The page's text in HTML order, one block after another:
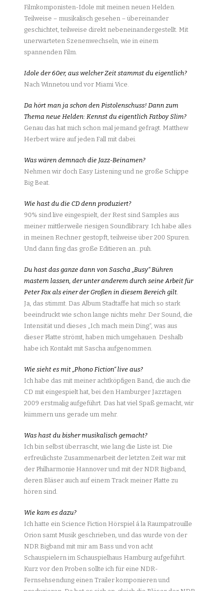
Filmkomponisten-Idole mit meinen neuen Helden.
Teilweise – musikalisch gesehen – übereinander
geschichtet, teilweise direkt nebeneinandergestellt. Mit
unerwarteten Szenenwechseln, wie in einem
spannenden Film.
Idole der 60er, aus welcher Zeit stammst du eigentlich?
Nach Winnetou und vor Miami Vice.
Da hört man ja schon den Pistolenschuss! Dann zum
Thema neue Helden: Kennst du eigentlich Fatboy Slim?
Genau das hat mich schon mal jemand gefragt. Matthew
Herbert wäre auf jeden Fall mit dabei.
Was wären demnach die Jazz-Beinamen?
Nehmen wir doch Easy Listening und ne große Schippe
Big Beat.
Wie hast du die CD denn produziert?
90% sind live eingespielt, der Rest sind Samples aus
meiner mittlerweile riesigen Soundlibrary. Ich habe alles
in meinen Rechner gestopft, teilweise über 200 Spuren.
Und dann fing das große Editieren an…puh.
Du hast das ganze dann von Sascha „Busy“ Bühren
mastern lassen, der unter anderem durch seine Arbeit für
Peter Fox als einer der Großen in diesem Bereich gilt.
Ja, das stimmt. Das Album Stadtaffe hat mich so stark
beeindruckt wie schon lange nichts mehr. Der Sound, die
Intensität und dieses „Ich mach mein Ding“, was aus
dieser Platte strömt, haben mich umgehauen. Deshalb
habe ich Kontakt mit Sascha aufgenommen.
Wie sieht es mit „Phono Fiction“ live aus?
Ich habe das mit meiner achtköpfigen Band, die auch die
CD mit eingespielt hat, bei den Hamburger Jazztagen
2009 erstmalig aufgeführt. Das hat viel Spaß gemacht, wir
kümmern uns gerade um mehr.
Was hast du bisher musikalisch gemacht?
Ich bin selbst überrascht, wie lang die Liste ist. Die
erfreulichste Zusammenarbeit der letzten Zeit war mit
der Philharmonie Hannover und mit der NDR Bigband,
deren Bläser auch auf einem Track meiner Platte zu
hören sind.
Wie kam es dazu?
Ich hatte ein Science Fiction Hörspiel á la Raumpatrouille
Orion samt Musik geschrieben, und das wurde von der
NDR Bigband mit mir am Bass und von acht
Schauspielern im Schauspielhaus Hamburg aufgeführt.
Kurz vor den Proben sollte ich für eine NDR-
Fernsehsendung einen Trailer komponieren und